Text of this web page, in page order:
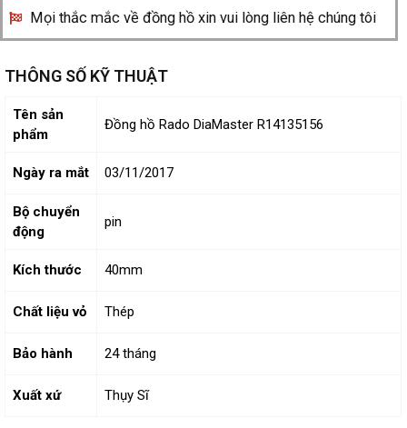
Mọi thắc mắc về đồng hồ xin vui lòng liên hệ chúng tôi
THÔNG SỐ KỸ THUẬT
Tên sản
phẩm
Đồng hồ Rado DiaMaster R14135156
Ngày ra mắt 03/11/2017
Bộ chuyển
động
pin
Kích thước 40mm
Chất liệu vỏ Thép
Bảo hành 24 tháng
Xuất xứ Thụy Sĩ